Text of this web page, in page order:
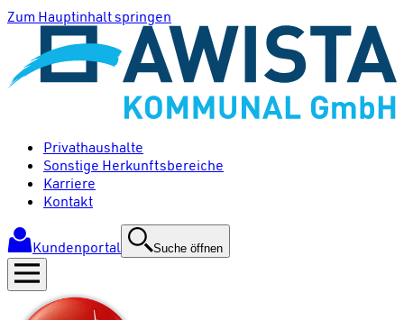
Zum Hauptinhalt springen
Privathaushalte
Sonstige Herkunftsbereiche
Karriere
Kontakt
Kundenportal Suche öffnen